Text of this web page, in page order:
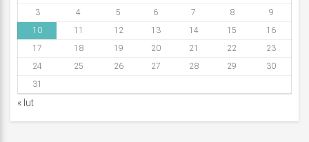
3
4 5 6 7 8
9
10
11 12 13 14 15
16
17
18 19 20 21 22
23
24
25 26 27 28 29
30
31
« lut